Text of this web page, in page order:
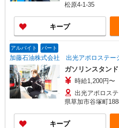
松原4-1-35
キープ
アルバイト パート
加藤石油株式会社 出光アポロステ
ガソリンスタン
時給1,200円
出光アポロス
県草加市谷塚町
キープ